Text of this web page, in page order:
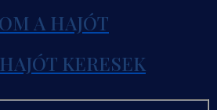
A HAJÓT
KERESEK